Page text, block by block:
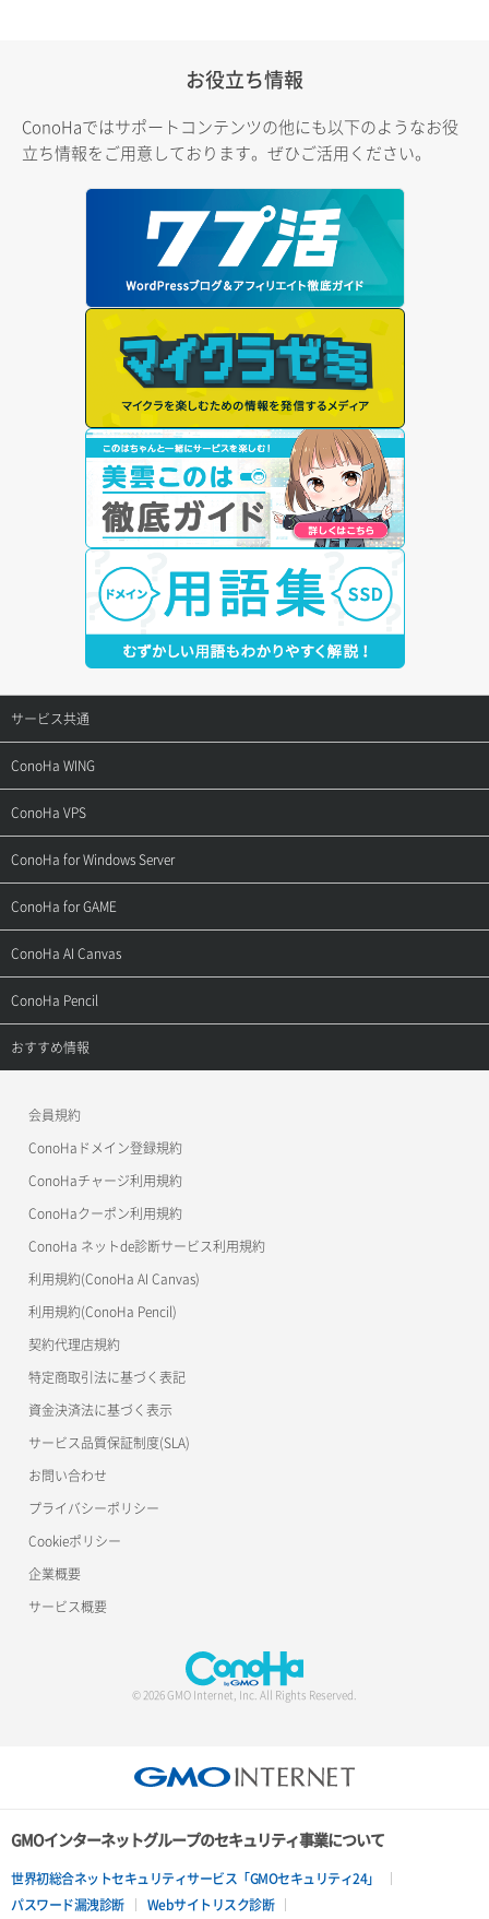
お役立ち情報
ConoHaではサポートコンテンツの他にも以下のようなお役
立ち情報をご用意しております。ぜひご活用ください。
サービス共通
サポートトップ
ご契約・お支払い
用語集
お問い合わせ
ConoHa WING
サポートトップ
ご利用ガイド
お乗り換えガイド
よくある質問
ConoHa VPS
サポートトップ
ご利用ガイド
APIドキュメントVPS2.0
APIドキュメントVPS3.0
ConoHa for Windows Server
サポートトップ
ご利用ガイド
APIドキュメントVPS2.0
APIドキュメントVPS3.0
ConoHa for GAME
サポートトップ
ご利用ガイド
ConoHa AI Canvas
サポートトップ
ご利用ガイド
ConoHa Pencil
サポートトップ
おすすめ情報
美雲このは徹底ガイド
会員規約
ConoHaドメイン登録規約
ConoHaチャージ利用規約
ConoHaクーポン利用規約
ConoHa ネットde診断サービス利用規約
利用規約(ConoHa AI Canvas)
利用規約(ConoHa Pencil)
契約代理店規約
特定商取引法に基づく表記
資金決済法に基づく表示
サービス品質保証制度(SLA)
お問い合わせ
プライバシーポリシー
Cookieポリシー
企業概要
サービス概要
© 2026 GMO Internet, Inc. All Rights Reserved.
GMOインターネットグループのセキュリティ事業について
世界初総合ネットセキュリティサービス「GMOセキュリティ24」
パスワード漏洩診断
Webサイトリスク診断